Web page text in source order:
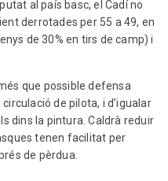
al país basc, el Cadí no
derrotades per 55 a 49, en
de 30% en tirs de camp) i
que possible defensa
circulació de pilota, i d’igualar
dins la pintura. Caldrà reduir
tenen facilitat per
de pèrdua.